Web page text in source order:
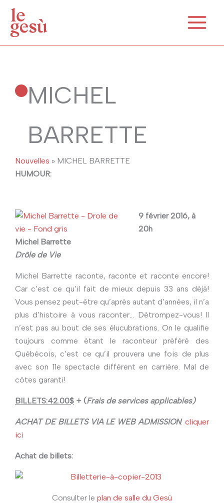
Aller
contenu
MICHEL
BARRETTE
Nouvelles » MICHEL BARRETTE
HUMOUR:
9 février 2016, à
20h
Michel Barrette
Drôle de Vie
Michel Barrette raconte, raconte et raconte encore!
Car c’est ce qu’il fait de mieux depuis 33 ans déjà!
Vous pensez peut-être qu’après autant d’années, il n’a
plus d’histoire à vous raconter… Détrompez-vous! Il
n’est pas au bout de ses élucubrations. On le qualifie
toujours comme étant le raconteur préféré des
Québécois, c’est ce qu’il prouvera une fois de plus
avec son 11e spectacle différent en carrière. Mal de
côtes garanti!
BILLETS:42.00$ + (Frais de services applicables)
ACHAT DE BILLETS VIA LE WEB ADMISSION:cliquer
ici
Achat de billets:
Consulter le plan de salle du Gesù